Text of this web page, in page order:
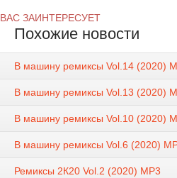
ВАС ЗАИНТЕРЕСУЕТ
Похожие новости
B машину ремиксы Vol.14 (2020)
B машину ремиксы Vol.13 (2020)
B машину ремиксы Vol.10 (2020)
B машину ремиксы Vol.6 (2020)
Ремиксы 2К20 Vol.2 (2020) MP3